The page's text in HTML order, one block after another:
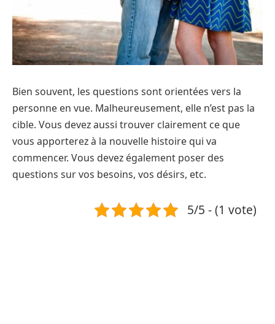
Bien souvent, les questions sont orientées vers la
personne en vue. Malheureusement, elle n’est pas la
cible. Vous devez aussi trouver clairement ce que
vous apporterez à la nouvelle histoire qui va
commencer. Vous devez également poser des
questions sur vos besoins, vos désirs, etc.
5/5 - (1 vote)